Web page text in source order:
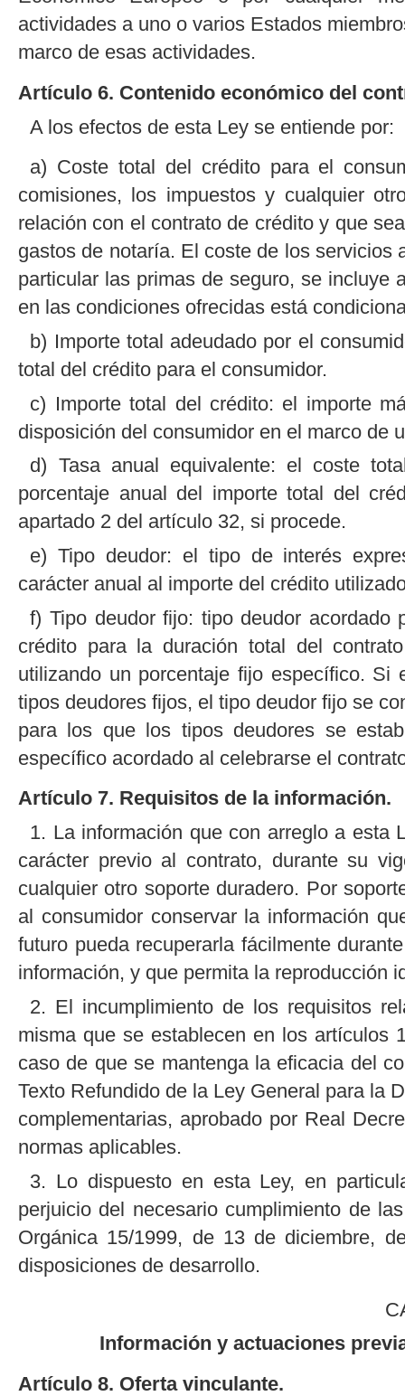
actividades a uno o varios Estados
marco de esas actividades.
Artículo 6. Contenido económico del
A los efectos de esta Ley se entiende por:
a) Coste total del crédito para el
comisiones, los impuestos y cualquier
relación con el contrato de crédito y que
gastos de notaría. El coste de los servicios
particular las primas de seguro, se incluye
en las condiciones ofrecidas está
b) Importe total adeudado por el
total del crédito para el consumidor.
c) Importe total del crédito: el importe
disposición del consumidor en el marco de
d) Tasa anual equivalente: el coste
porcentaje anual del importe total del
apartado 2 del artículo 32, si procede.
e) Tipo deudor: el tipo de interés
carácter anual al importe del crédito
f) Tipo deudor fijo: tipo deudor
crédito para la duración total del
utilizando un porcentaje fijo específico.
tipos deudores fijos, el tipo deudor fijo se
para los que los tipos deudores se
específico acordado al celebrarse el
Artículo 7. Requisitos de la información.
1. La información que con arreglo a esta
carácter previo al contrato, durante su
cualquier otro soporte duradero. Por
al consumidor conservar la información
futuro pueda recuperarla fácilmente
información, y que permita la reproducción
2. El incumplimiento de los requisitos
misma que se establecen en los artículos
caso de que se mantenga la eficacia del
Texto Refundido de la Ley General para la
complementarias, aprobado por Real
normas aplicables.
3. Lo dispuesto en esta Ley, en
perjuicio del necesario cumplimiento de
Orgánica 15/1999, de 13 de diciembre,
disposiciones de desarrollo.
Información y actuaciones
Artículo 8. Oferta vinculante.